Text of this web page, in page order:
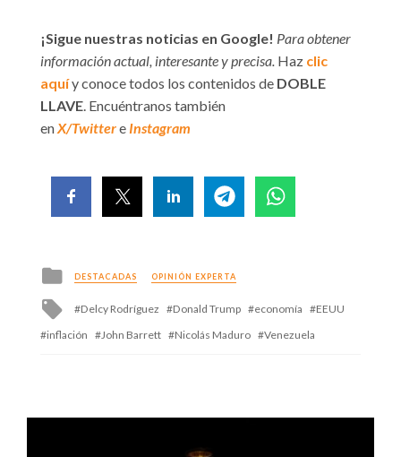
¡Sigue nuestras noticias en Google! Para obtener
información actual, interesante y precisa. Haz clic
aquíy conoce todos los contenidos de DOBLE
LLAVE. Encuéntranos también
enX/Twittere Instagram
Posted
in
DESTACADAS OPINIÓN EXPERTA
Tagged
Delcy Rodríguez Donald Trump economía
EEUU
inflación
John Barrett Nicolás Maduro Venezuela